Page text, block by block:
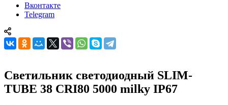
Вконтакте
Telegram
Светильник светодиодный SLIM-
TUBE 38 CRI80 5000 milky IP67